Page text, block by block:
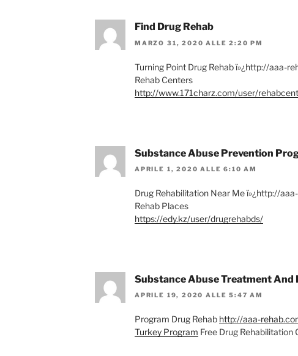
Find Drug Rehab
MARZO 31, 2020 ALLE 2:20 PM
Turning Point Drug Rehab ï»¿http://aaa-
Rehab Centers
http://www.171charz.com/user/
Substance Abuse Prevention
APRILE 1, 2020 ALLE 6:10 AM
Drug Rehabilitation Near Me ï»¿http://
Rehab Places
https://edy.kz/user/drugrehabds/
Substance Abuse Treatment And
APRILE 19, 2020 ALLE 5:47 AM
Program Drug Rehab http://aaa-
Turkey Program Free Drug Rehabilitation